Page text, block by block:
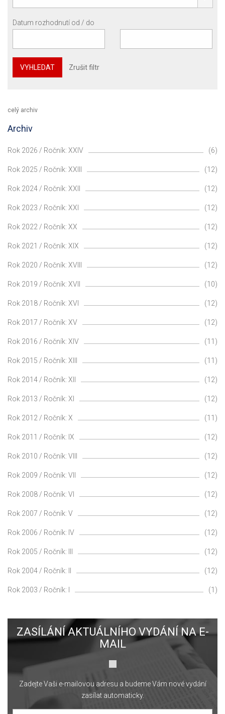
Datum rozhodnutí od / do
VYHLEDAT Zrušit filtr
celý archiv
Archiv
Rok 2026 / Ročník: XXIV (6)
Rok 2025 / Ročník: XXIII (12)
Rok 2024 / Ročník: XXII (12)
Rok 2023 / Ročník: XXI (12)
Rok 2022 / Ročník: XX (12)
Rok 2021 / Ročník: XIX (12)
Rok 2020 / Ročník: XVIII (12)
Rok 2019 / Ročník: XVII (10)
Rok 2018 / Ročník: XVI (12)
Rok 2017 / Ročník: XV (12)
Rok 2016 / Ročník: XIV (11)
Rok 2015 / Ročník: XIII (11)
Rok 2014 / Ročník: XII (12)
Rok 2013 / Ročník: XI (12)
Rok 2012 / Ročník: X (11)
Rok 2011 / Ročník: IX (12)
Rok 2010 / Ročník: VIII (12)
Rok 2009 / Ročník: VII (12)
Rok 2008 / Ročník: VI (12)
Rok 2007 / Ročník: V (12)
Rok 2006 / Ročník: IV (12)
Rok 2005 / Ročník: III (12)
Rok 2004 / Ročník: II (12)
Rok 2003 / Ročník: I (1)
ZASÍLÁNÍ AKTUÁLNÍHO VYDÁNÍ NA E-
MAIL
Zadejte Vaši e-mailovou adresu a budeme Vám nové vydání
zasílat automaticky.